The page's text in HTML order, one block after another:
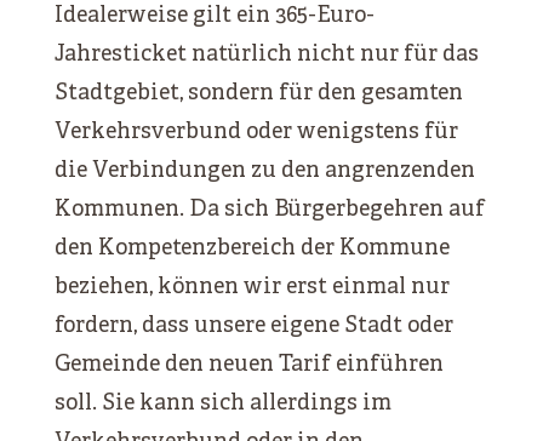
Idealerweise gilt ein 365-Euro-
Jahresticket natürlich nicht nur für das
Stadtgebiet, sondern für den gesamten
Verkehrsverbund oder wenigstens für
die Verbindungen zu den angrenzenden
Kommunen. Da sich Bürgerbegehren auf
den Kompetenzbereich der Kommune
beziehen, können wir erst einmal nur
fordern, dass unsere eigene Stadt oder
Gemeinde den neuen Tarif einführen
soll. Sie kann sich allerdings im